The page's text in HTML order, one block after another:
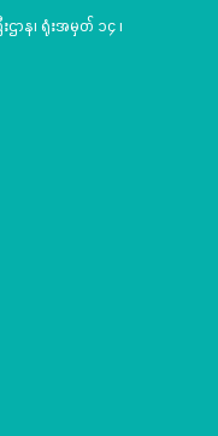
ဌာန၊ ရုံးအမှတ် ၁၄ ၊